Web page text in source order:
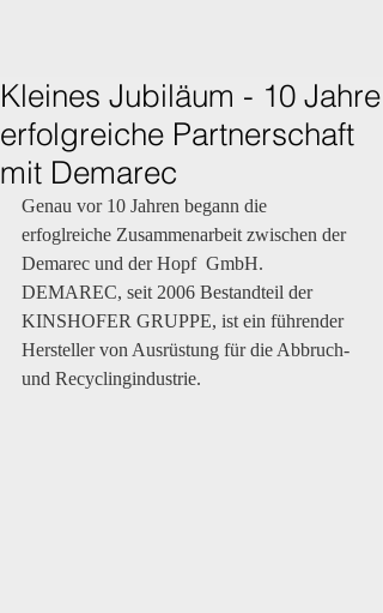
Kleines Jubiläum - 10 Jahre
erfolgreiche Partnerschaft
mit Demarec
Genau vor 10 Jahren begann die
erfoglreiche Zusammenarbeit zwischen der
Demarec und der Hopf  GmbH.
DEMAREC, seit 2006 Bestandteil der
KINSHOFER GRUPPE, ist ein führender
Hersteller von Ausrüstung für die Abbruch-
und Recyclingindustrie.